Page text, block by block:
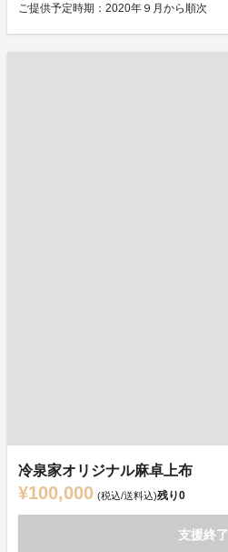
ご提供予定時期：2020年９月から順次
冷泉家オリジナル麻卓上布
¥100,000 (税込/送料込)残り0
支援終了